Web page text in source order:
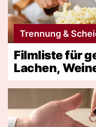
Trennung &
Filmliste für
Lachen,